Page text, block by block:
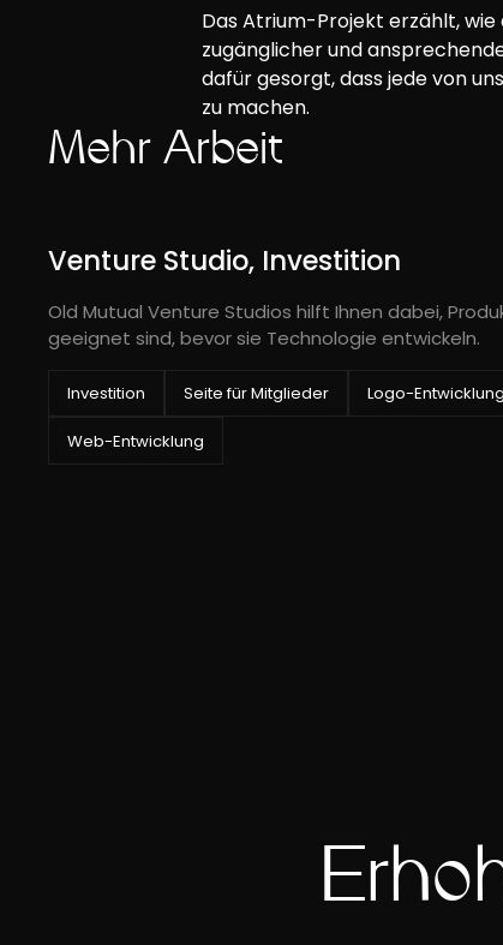
Das Atrium-Projekt erzählt,
zugänglicher und
dafür gesorgt, dass jede von
zu machen.
Mehr Arbeit
Venture Studio, Investition
Old Mutual Venture Studios hilft Ihnen dabei,
geeignet sind, bevor sie Technologie entwickeln.
Investition Seite für Mitglieder Logo-Entwicklung
Web-Entwicklung